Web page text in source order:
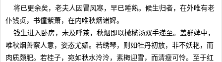
将已更余矣，老夫人因冒风寒，早已睡熟。候生归者，在外唯有老
仆钱贞，书僮紫萧，在内唯秋烟诸婢。
钱生进入卧房，未及呼茶，秋烟即以橄榄汤双手递至。盖群婢中，
唯秋烟善察人意，姿态尤媚。若绣琴，则如牡丹初放，非不妖艳，而
肉质颇肥。若桂子，宛如秋水泠泠，素梅迎雪，而清瘦可怜。至于红